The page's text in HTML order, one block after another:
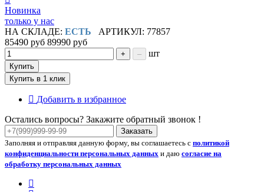
Новинка
только у нас
НА СКЛАДЕ: ЕСТЬ АРТИКУЛ: 77857
85490 руб 89990 руб
+ – шт
Купить
Купить в 1 клик
Добавить в избранное
Остались вопросы? Закажите обратный звонок !
Заказать
Заполняя и отправляя данную форму, вы соглашаетесь с политикой
конфиденциальности персональных данных и даю согласие на
обработку персональных данных